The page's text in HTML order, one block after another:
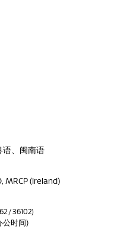
语、闽南语
MRCP (Ireland)
/ 36102)
公时间)